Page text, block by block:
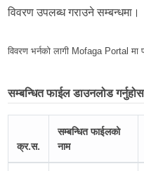
विवरण उपलब्ध गराउने सम्बन्धमा।
विवरण भर्नको लागी Mofaga Portal
सम्बन्धित फाईल डाउनलोड
क्र.स.
सम्बन्धित फाईलको
नाम